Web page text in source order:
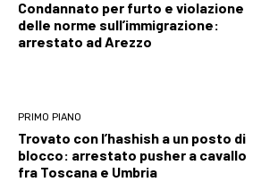
Condannato per furto e violazione
delle norme sull’immigrazione:
arrestato ad Arezzo
PRIMO PIANO
Trovato con l’hashish a un posto di
blocco: arrestato pusher a cavallo
fra Toscana e Umbria